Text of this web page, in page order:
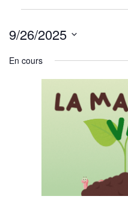
for
26,
9/26/2025
une
En cours